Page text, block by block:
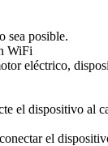
sea posible.
WiFi
eléctrico,
el dispositivo
el